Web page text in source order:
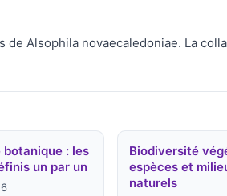
Alsophila novaecaledoniae. La
botanique : les
un par un
Biodiversité
espèces et
naturels